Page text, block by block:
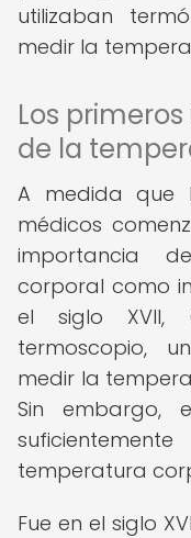
utilizaban
medir la
Los
de la
A medida que
médicos
importancia
corporal como
el siglo XVII,
termoscopio,
medir la
Sin embargo,
temperatura
Fue en el siglo